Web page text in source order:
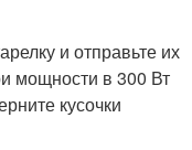
и отправьте их
мощности в 300 Вт
кусочки